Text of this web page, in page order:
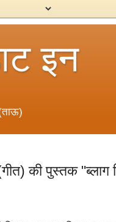
इन
की पुस्तक "ब्लाग